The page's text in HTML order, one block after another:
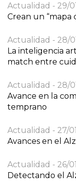
Actualidad
29/
Crean un
Actualidad
28/
La inteligencia
match entre
Actualidad
28/
Avance en la
temprano
Actualidad
27/
Avances en el
Actualidad
26/
Detectando el